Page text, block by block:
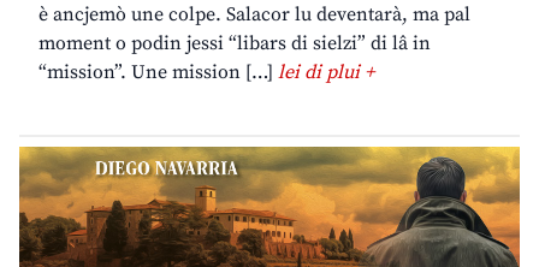
è ancjemò une colpe. Salacor lu deventarà, ma pal
moment o podin jessi “libars di sielzi” di lâ in
“mission”. Une mission […] lei di plui +